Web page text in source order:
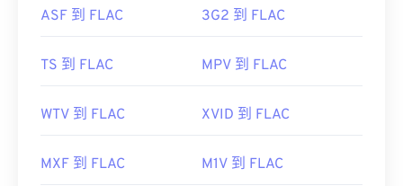
初始發布：2003年
https://en.wikipedia.org/wiki/M4V
https://www.differencebetween.com/difference-
between-m4v-and-
m4v-and-vs-mpp>
https://en.wikipedia.org/wiki/FLAC
https://xiph.org/flac/
ASF 到 FLAC 3G2 到 FLAC
TS 到 FLAC MPV 到 FLAC
WTV 到 FLAC XVID 到 FLAC
MXF 到 FLAC M1V 到 FLAC